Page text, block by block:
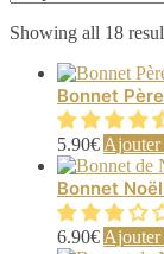
Showing all 18
Bonnet
5.90€ Ajouter
Bonnet
6.90€ Ajouter